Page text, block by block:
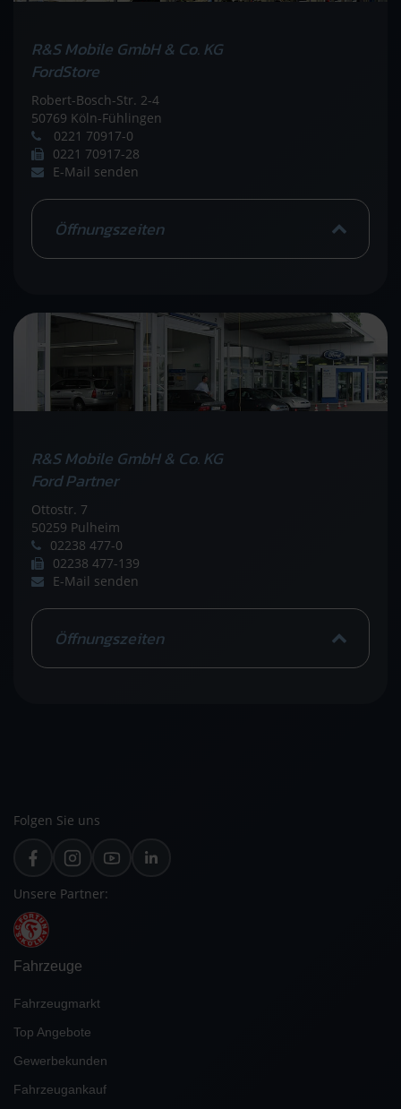
R&S Mobile GmbH & Co. KG
FordStore
Robert-Bosch-Str. 2-4
50769 Köln-Fühlingen
0221 70917-0
0221 70917-28
E-Mail senden
Öffnungszeiten
R&S Mobile GmbH & Co. KG
Ford Partner
Ottostr. 7
50259 Pulheim
02238 477-0
02238 477-139
E-Mail senden
Öffnungszeiten
Folgen Sie uns
Unsere Partner:
Fahrzeuge
Fahrzeugmarkt
Top Angebote
Gewerbekunden
Fahrzeugankauf